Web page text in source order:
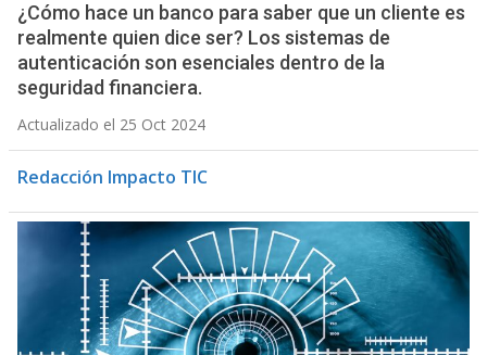
¿Cómo hace un banco para saber que un cliente es
realmente quien dice ser? Los sistemas de
autenticación son esenciales dentro de la
seguridad financiera.
Actualizado el 25 Oct 2024
Redacción Impacto TIC